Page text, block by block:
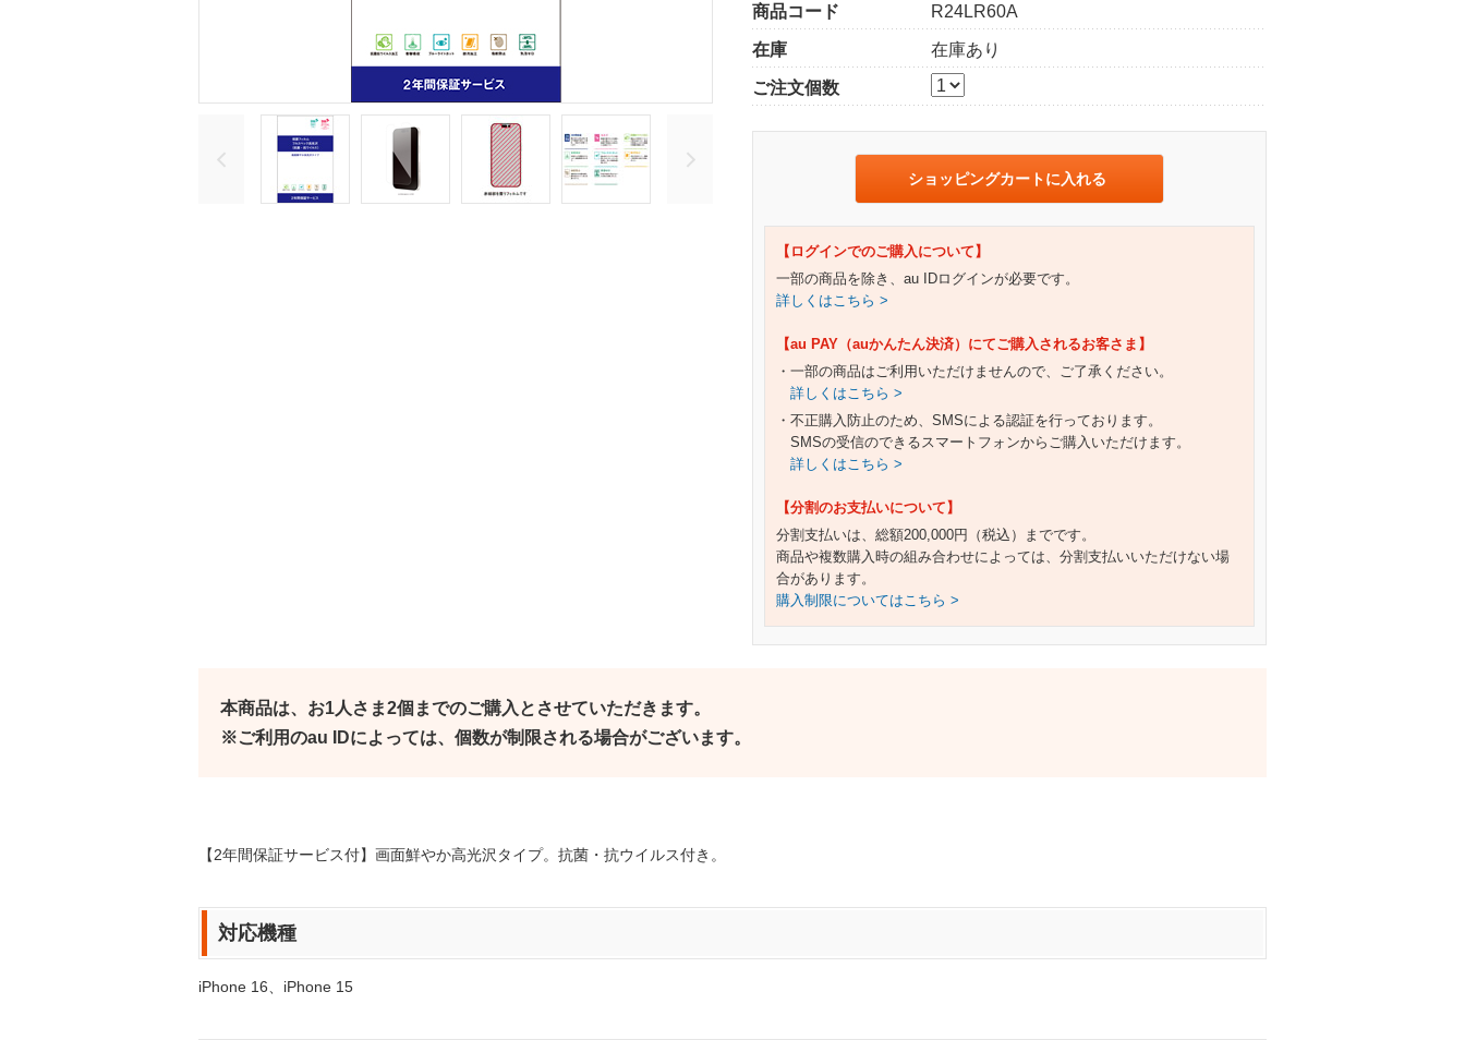
商品コード
R24LR60A
在庫
在庫あり
ご注文個数
ショッピングカートに入れる
【ログインでのご購入について】
一部の商品を除き、au IDログインが必要です。
詳しくはこちら >
【au PAY（auかんたん決済）にてご購入されるお客さま】
・一部の商品はご利用いただけませんので、ご了承ください。
詳しくはこちら >
・不正購入防止のため、SMSによる認証を行っております。
SMSの受信のできるスマートフォンからご購入いただけます。
詳しくはこちら >
【分割のお支払いについて】
分割支払いは、総額200,000円（税込）までです。
商品や複数購入時の組み合わせによっては、分割支払いいただけない場
合があります。
購入制限についてはこちら >
本商品は、お1人さま2個までのご購入とさせていただきます。
※ご利用のau IDによっては、個数が制限される場合がございます。
【2年間保証サービス付】画面鮮やか高光沢タイプ。抗菌・抗ウイルス付き。
対応機種
iPhone 16、iPhone 15